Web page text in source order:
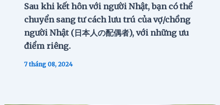
Sau khi kết hôn với người Nhật, bạn có thể
chuyển sang tư cách lưu trú của vợ/chồng
người Nhật (日本人の配偶者), với những ưu
điểm riêng.
7 tháng 08, 2024